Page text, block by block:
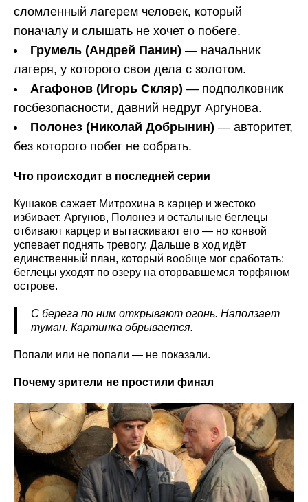
сломленный лагерем человек, который
поначалу и слышать не хочет о побеге.
Грумель (Андрей Панин) — начальник
лагеря, у которого свои дела с золотом.
Агафонов (Игорь Скляр) — подполковник
госбезопасности, давний недруг Аргунова.
Полонез (Николай Добрынин) — авторитет,
без которого побег не собрать.
Что происходит в последней серии
Кушаков сажает Митрохина в карцер и жестоко
избивает. Аргунов, Полонез и остальные беглецы
отбивают карцер и вытаскивают его — но конвой
успевает поднять тревогу. Дальше в ход идёт
единственный план, который вообще мог сработать:
беглецы уходят по озеру на оторвавшемся торфяном
острове.
С берега по ним открывают огонь. Наползает
туман. Картинка обрывается.
Попали или не попали — не показали.
Почему зрители не простили финал